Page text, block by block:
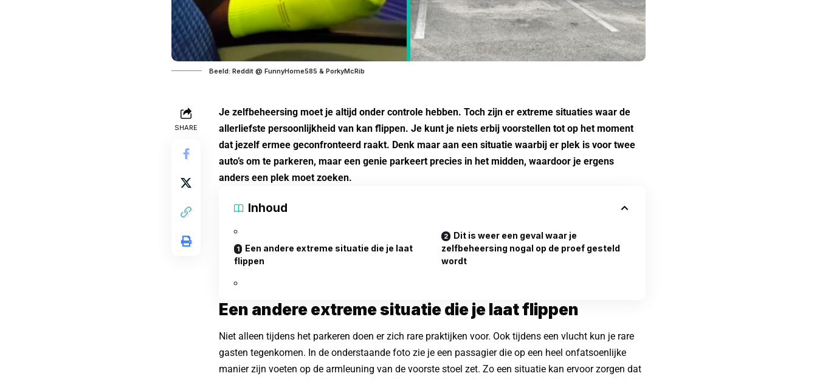
Beeld: Reddit @ FunnyHome585 & PorkyMcRib
SHARE
Je zelfbeheersing moet je altijd onder controle hebben. Toch zijn er extreme situaties waar de
allerliefste persoonlijkheid van kan flippen. Je kunt je niets erbij voorstellen tot op het moment
dat jezelf ermee geconfronteerd raakt. Denk maar aan een situatie waarbij er plek is voor twee
auto’s om te parkeren, maar een genie parkeert precies in het midden, waardoor je ergens
anders een plek moet zoeken.
Inhoud
Een andere extreme situatie die je laat
flippen
Dit is weer een geval waar je
zelfbeheersing nogal op de proef gesteld
wordt
Een andere extreme situatie die je laat flippen
Niet alleen tijdens het parkeren doen er zich rare praktijken voor. Ook tijdens een vlucht kun je rare
gasten tegenkomen. In de onderstaande foto zie je een passagier die op een heel onfatsoenlijke
manier zijn voeten op de armleuning van de voorste stoel zet. Zo een situatie kan ervoor zorgen dat